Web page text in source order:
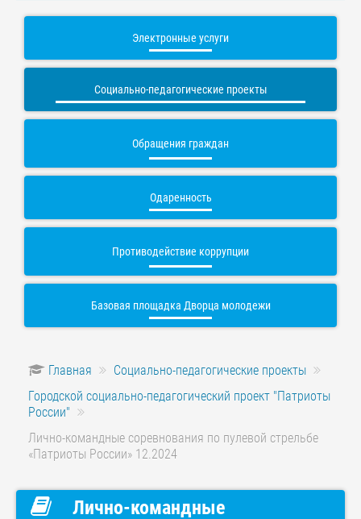
Электронные услуги
Социально-педагогические проекты
Обращения граждан
Одаренность
Противодействие коррупции
Базовая площадка Дворца молодежи
Главная
Социально-педагогические проекты
Городской социально-педагогический проект "Патриоты
России"
Лично-командные соревнования по пулевой стрельбе
«Патриоты России» 12.2024
Лично-командные